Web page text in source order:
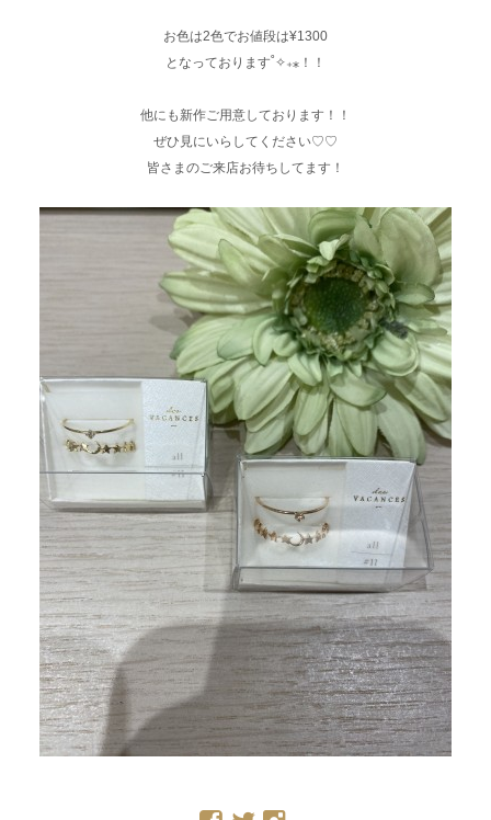
お色は2色でお値段は¥1300
となっております˚✧₊⁎！！
他にも新作ご用意しております！！
ぜひ見にいらしてください♡♡
皆さまのご来店お待ちしてます！